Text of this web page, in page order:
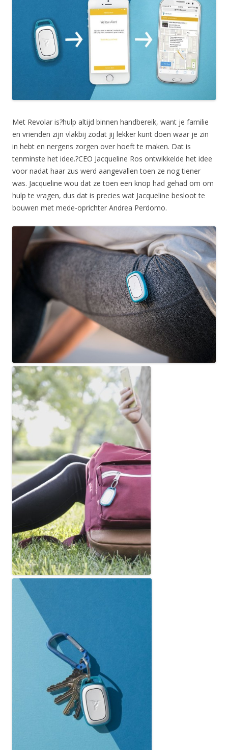
Met Revolar is?hulp altijd binnen handbereik, want je familie
en vrienden zijn vlakbij zodat jij lekker kunt doen waar je zin
in hebt en nergens zorgen over hoeft te maken. Dat is
tenminste het idee.?CEO Jacqueline Ros ontwikkelde het idee
voor nadat haar zus werd aangevallen toen ze nog tiener
was. Jacqueline wou dat ze toen een knop had gehad om om
hulp te vragen, dus dat is precies wat Jacqueline besloot te
bouwen met mede-oprichter Andrea Perdomo.